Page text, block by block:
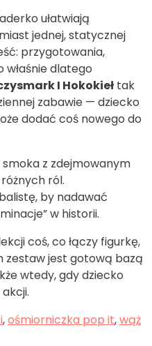
ułatwiają
jednej, statycznej
przygotowania,
właśnie dlatego
I Hokokieł tak
zabawie — dziecko
dodać coś nowego do
smoka z zdejmowanym
ról.
by nadawać
w historii.
coś, co łączy figurkę,
zestaw jest gotową bazą
wtedy, gdy dziecko
,ośmiorniczka pop it,wąż